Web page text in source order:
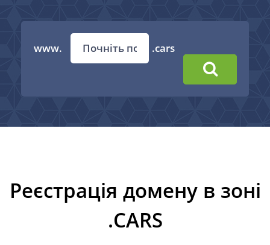
www. .cars
Реєстрація домену в зоні
.CARS